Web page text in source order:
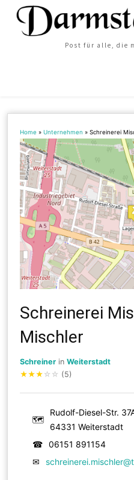
Post für alle, die
Home »Unternehmen »Schreinerei
Schreinerei
Mischler
Schreiner inWeiterstadt
★★★ ☆ ☆ (5)
🗺
Rudolf-Diesel-Str.
64331 Weiterstadt
☎
06151 891154
✉